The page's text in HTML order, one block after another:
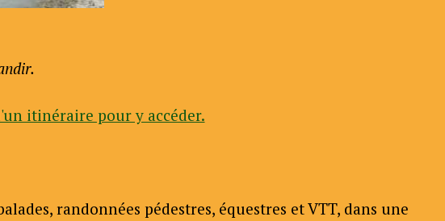
itinéraire pour y accéder.
randonnées pédestres, équestres et VTT, dans une